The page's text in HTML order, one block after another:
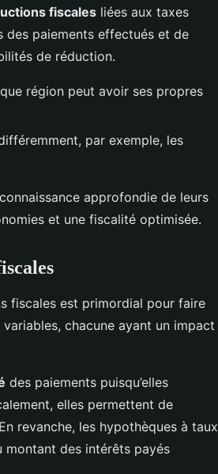
fiscales liées aux taxes
des paiements effectués et de
de réduction.
région peut avoir ses propres
par exemple, les
approfondie de leurs
et une fiscalité optimisée.
fiscales est primordial pour faire
chacune ayant un impact
des paiements puisqu’elles
elles permettent de
revanche, les hypothèques à taux
montant des intérêts payés